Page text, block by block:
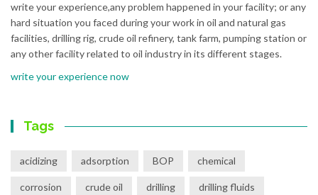
write your experience,any problem happened in your facility; or any
hard situation you faced during your work in oil and natural gas
facilities, drilling rig, crude oil refinery, tank farm, pumping station or
any other facility related to oil industry in its different stages.
write your experience now
Tags
acidizing adsorption BOP chemical
corrosion crude oil drilling drilling fluids